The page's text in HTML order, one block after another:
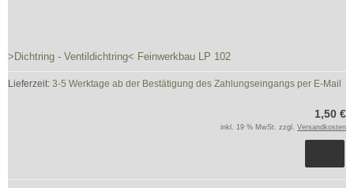
>Dichtring - Ventildichtring< Feinwerkbau LP 102
Lieferzeit: 3-5 Werktage ab der Bestätigung des Zahlungseingangs per E-Mail
1,50 €
inkl. 19 % MwSt. zzgl. Versandkosten